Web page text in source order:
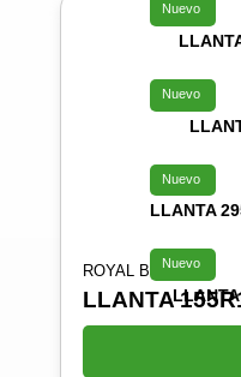
Nuevo
Nuevo
LLANTA
Nuevo
Nuevo
ROYAL BLACK
LLANTA